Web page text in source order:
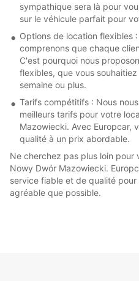
sympathique sera là pour
sur le véhicule parfait pour
Options de location flexibles
comprenons que chaque
C'est pourquoi nous
flexibles, que vous
semaine ou plus.
Tarifs compétitifs : Nous
meilleurs tarifs pour votre
Mazowiecki. Avec Europcar,
qualité à un prix abordable.
Ne cherchez pas plus loin pour
Nowy Dwór Mazowiecki.
service fiable et de qualité
agréable que possible.